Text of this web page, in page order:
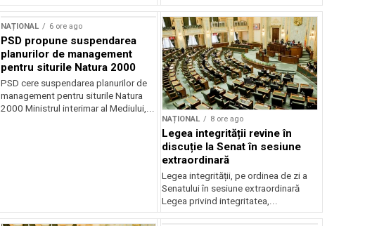
NAȚIONAL 6 ore ago
PSD propune suspendarea
planurilor de management
pentru siturile Natura 2000
PSD cere suspendarea planurilor de
management pentru siturile Natura
2000 Ministrul interimar al Mediului,...
NAȚIONAL 8 ore ago
Legea integrității revine în
discuție la Senat în sesiune
extraordinară
Legea integrității, pe ordinea de zi a
Senatului în sesiune extraordinară
Legea privind integritatea,...